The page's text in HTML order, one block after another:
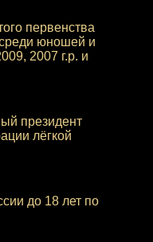
первенства
юношей и
2007 г.р. и
президент
лёгкой
до 18 лет по